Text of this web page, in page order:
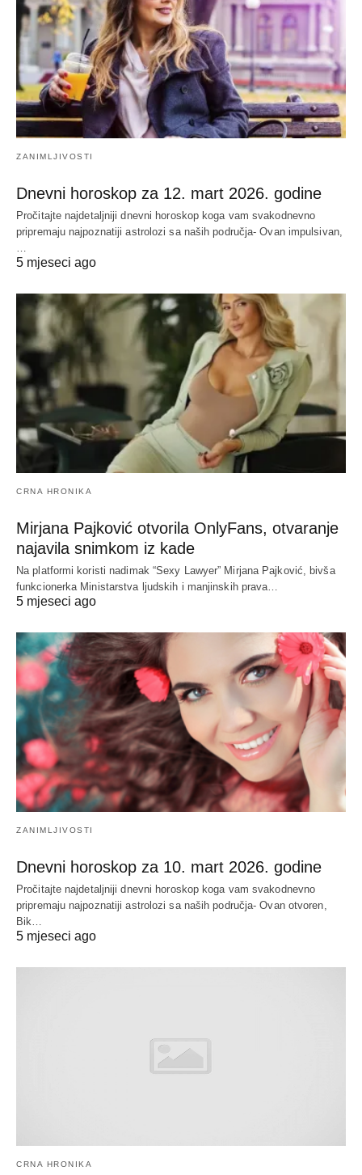
ZANIMLJIVOSTI
Dnevni horoskop za 12. mart 2026. godine
Pročitajte najdetaljniji dnevni horoskop koga vam svakodnevno
pripremaju najpoznatiji astrolozi sa naših područja- Ovan impulsivan,
…
5 mjeseci ago
CRNA HRONIKA
Mirjana Pajković otvorila OnlyFans, otvaranje
najavila snimkom iz kade
Na platformi koristi nadimak “Sexy Lawyer” Mirjana Pajković, bivša
funkcionerka Ministarstva ljudskih i manjinskih prava…
5 mjeseci ago
ZANIMLJIVOSTI
Dnevni horoskop za 10. mart 2026. godine
Pročitajte najdetaljniji dnevni horoskop koga vam svakodnevno
pripremaju najpoznatiji astrolozi sa naših područja- Ovan otvoren,
Bik…
5 mjeseci ago
CRNA HRONIKA